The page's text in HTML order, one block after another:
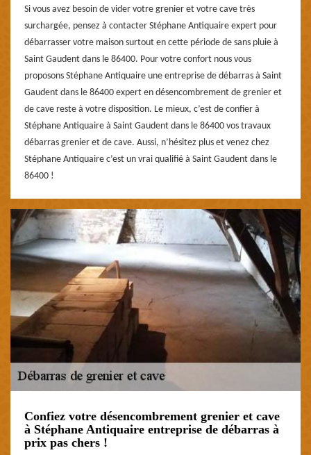
Si vous avez besoin de vider votre grenier et votre cave très
surchargée, pensez à contacter Stéphane Antiquaire expert pour
débarrasser votre maison surtout en cette période de sans pluie à
Saint Gaudent dans le 86400. Pour votre confort nous vous
proposons Stéphane Antiquaire une entreprise de débarras à Saint
Gaudent dans le 86400 expert en désencombrement de grenier et
de cave reste à votre disposition. Le mieux, c’est de confier à
Stéphane Antiquaire à Saint Gaudent dans le 86400 vos travaux
débarras grenier et de cave. Aussi, n’hésitez plus et venez chez
Stéphane Antiquaire c’est un vrai qualifié à Saint Gaudent dans le
86400 !
Confiez votre désencombrement grenier et cave
à Stéphane Antiquaire entreprise de débarras à
prix pas chers !